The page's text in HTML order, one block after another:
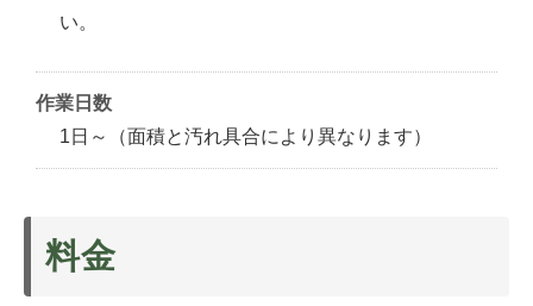
3時間お手伝いセット
い。
作業日数
1日～（面積と汚れ具合により異なります）
料金